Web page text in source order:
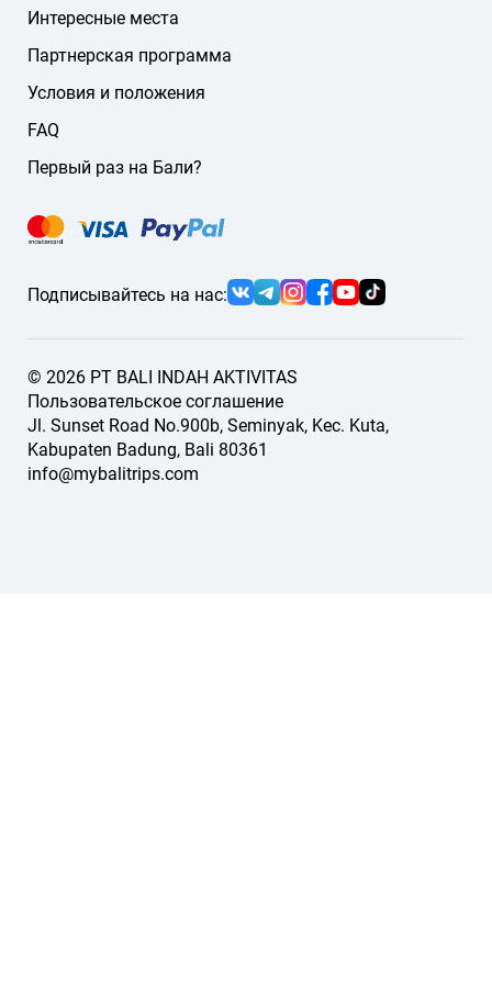
подберём подходящего гида или водителя.
Подписывайтесь на нас:
Интересные места
Партнерская программа
Условия и положения
FAQ
Первый раз на Бали?
© 2026 PT BALI INDAH AKTIVITAS
Пользовательское соглашение
Jl. Sunset Road No.900b, Seminyak, Kec. Kuta,
Kabupaten Badung, Bali 80361
info@mybalitrips.com